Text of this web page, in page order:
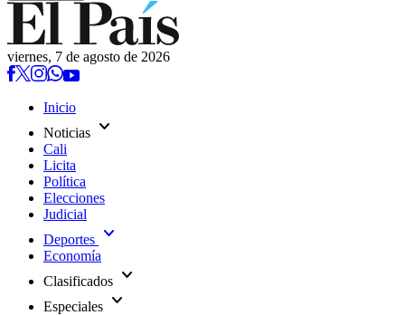
viernes, 7 de agosto de 2026
Inicio
Noticias expand_more
Cali
Licita
Política
Elecciones
Judicial
Deportes expand_more
Economía
Clasificados expand_more
Especiales expand_more